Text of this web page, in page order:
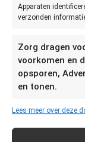
Apparaten
verzonden
Zorg dragen
voorkomen en
opsporen,
en tonen.
Lees meer over deze
Deeg
Havermout
Lasagne
Meel
Paneermeel